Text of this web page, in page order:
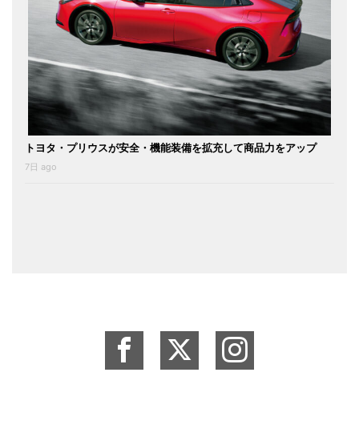
トヨタ・プリウスが安全・機能装備を拡充して商品力をアップ
7日 ago